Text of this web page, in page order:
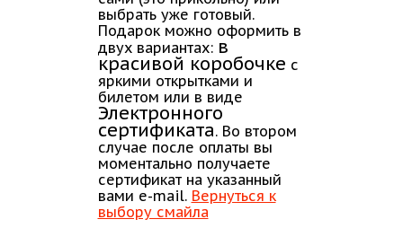
выбрать уже готовый.
Подарок можно оформить в
двух вариантах: в
красивой коробочке с
яркими открытками и
билетом или в виде
Электронного
сертификата. Во втором
случае после оплаты вы
моментально получаете
сертификат на указанный
вами e-mail. Вернуться к
выбору смайла